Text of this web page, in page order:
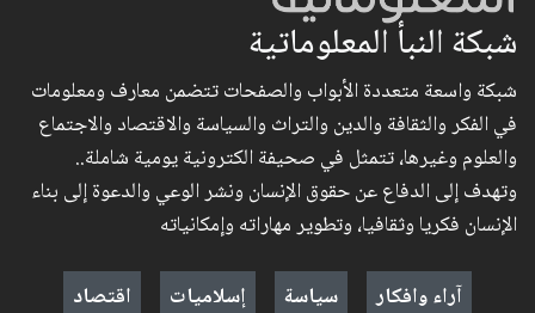
شبكة النبأ المعلوماتية
شبكة واسعة متعددة الأبواب والصفحات تتضمن معارف ومعلومات
في الفكر والثقافة والدين والتراث والسياسة والاقتصاد والاجتماع
والعلوم وغيرها، تتمثل في صحيفة الكترونية يومية شاملة..
وتهدف إلى الدفاع عن حقوق الإنسان ونشر الوعي والدعوة إلى بناء
الإنسان فكريا وثقافيا، وتطوير مهاراته وإمكانياته
آراء وافكار
سياسة إسلاميات اقتصاد